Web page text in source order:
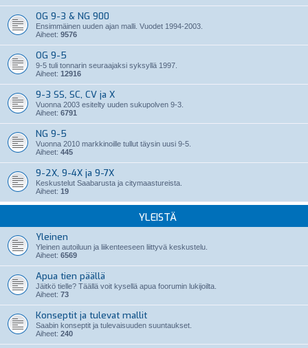
OG 9-3 & NG 900
Ensimmäinen uuden ajan malli. Vuodet 1994-2003.
Aiheet: 9576
OG 9-5
9-5 tuli tonnarin seuraajaksi syksyllä 1997.
Aiheet: 12916
9-3 SS, SC, CV ja X
Vuonna 2003 esitelty uuden sukupolven 9-3.
Aiheet: 6791
NG 9-5
Vuonna 2010 markkinoille tullut täysin uusi 9-5.
Aiheet: 445
9-2X, 9-4X ja 9-7X
Keskustelut Saabarusta ja citymaastureista.
Aiheet: 19
YLEISTÄ
Yleinen
Yleinen autoiluun ja liikenteeseen liittyvä keskustelu.
Aiheet: 6569
Apua tien päällä
Jäitkö tielle? Täällä voit kysellä apua foorumin lukijoilta.
Aiheet: 73
Konseptit ja tulevat mallit
Saabin konseptit ja tulevaisuuden suuntaukset.
Aiheet: 240